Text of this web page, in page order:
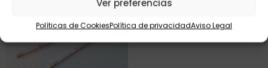
Ver preferencias
Políticas de CookiesPolítica de privacidadAviso Legal